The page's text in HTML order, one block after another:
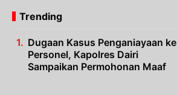
Trending
Dugaan Kasus Penganiayaan ke
Personel, Kapolres Dairi
Sampaikan Permohonan Maaf